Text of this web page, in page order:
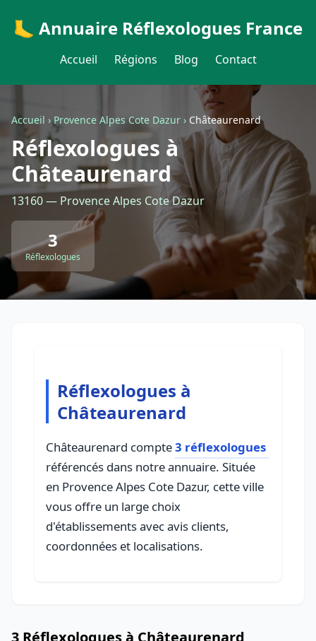
🦶 Annuaire Réflexologues France
Accueil Régions Blog Contact
Accueil ›Provence Alpes Cote Dazur › Châteaurenard
Réflexologues à
Châteaurenard
13160 — Provence Alpes Cote Dazur
3
Réflexologues
Réflexologues à
Châteaurenard
Châteaurenard compte3 réflexologues
référencés dans notre annuaire. Située
en Provence Alpes Cote Dazur, cette ville
vous offre un large choix
d'établissements avec avis clients,
coordonnées et localisations.
3 Réflexologues à Châteaurenard